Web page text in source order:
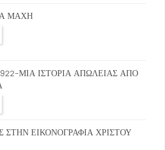
ΜΑΧΗ
ΜΙΑ ΙΣΤΟΡΙΑ ΑΠΩΛΕΙΑΣ ΑΠΟ
ΕΙΚΟΝΟΓΡΑΦΙΑ ΧΡΙΣΤΟΥ